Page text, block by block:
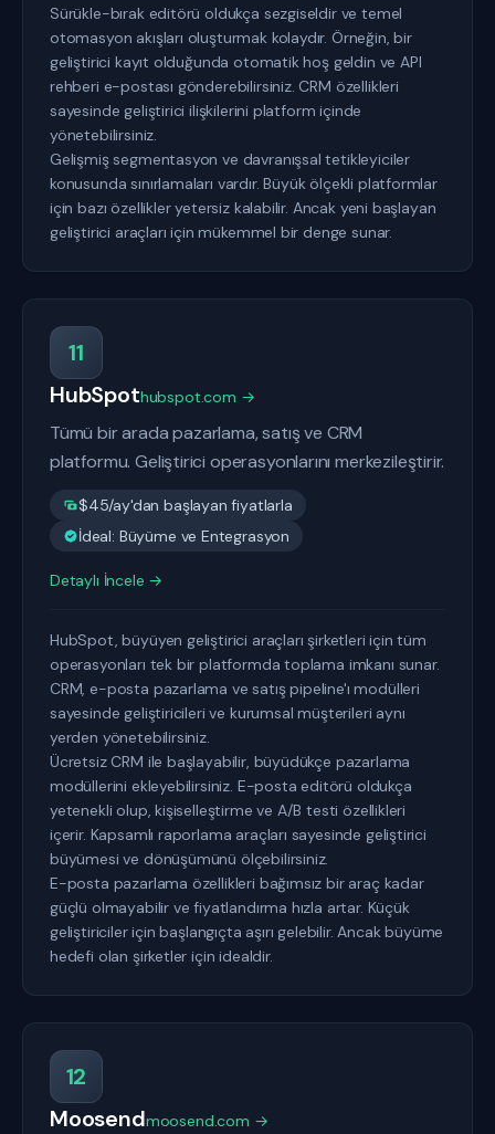
Sürükle-bırak editörü oldukça sezgiseldir ve temel
otomasyon akışları oluşturmak kolaydır. Örneğin, bir
geliştirici kayıt olduğunda otomatik hoş geldin ve API
rehberi e-postası gönderebilirsiniz. CRM özellikleri
sayesinde geliştirici ilişkilerini platform içinde
yönetebilirsiniz.
Gelişmiş segmentasyon ve davranışsal tetikleyiciler
konusunda sınırlamaları vardır. Büyük ölçekli platformlar
için bazı özellikler yetersiz kalabilir. Ancak yeni başlayan
geliştirici araçları için mükemmel bir denge sunar.
11
HubSpothubspot.com →
Tümü bir arada pazarlama, satış ve CRM
platformu. Geliştirici operasyonlarını merkezileştirir.
$45/ay'dan başlayan fiyatlarla
İdeal: Büyüme ve Entegrasyon
Detaylı İncele →
HubSpot, büyüyen geliştirici araçları şirketleri için tüm
operasyonları tek bir platformda toplama imkanı sunar.
CRM, e-posta pazarlama ve satış pipeline'ı modülleri
sayesinde geliştiricileri ve kurumsal müşterileri aynı
yerden yönetebilirsiniz.
Ücretsiz CRM ile başlayabilir, büyüdükçe pazarlama
modüllerini ekleyebilirsiniz. E-posta editörü oldukça
yetenekli olup, kişiselleştirme ve A/B testi özellikleri
içerir. Kapsamlı raporlama araçları sayesinde geliştirici
büyümesi ve dönüşümünü ölçebilirsiniz.
E-posta pazarlama özellikleri bağımsız bir araç kadar
güçlü olmayabilir ve fiyatlandırma hızla artar. Küçük
geliştiriciler için başlangıçta aşırı gelebilir. Ancak büyüme
hedefi olan şirketler için idealdir.
12
Moosendmoosend.com →